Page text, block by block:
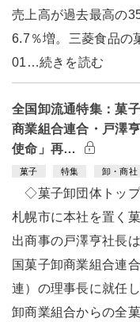
売上高が過去最高の
6.7％増。三菱食品の
01…続きを読む
全国卸流通特集：菓
商業組合連合・戸澤
使命」再…
菓子 特集 卸・商社
◇菓子卸団体トッ
札幌市に本社を置く
出商事の戸澤亨社長
国菓子卸商業組合連
連）の理事長に就任
卸商業組合からの全